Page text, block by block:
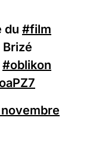
du #film
#oblikon
novembre